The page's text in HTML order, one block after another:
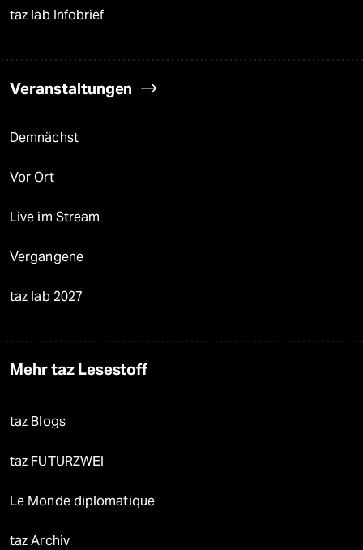
taz lab Infobrief
Veranstaltungen
Demnächst
Vor Ort
Live im Stream
Vergangene
taz lab 2027
Mehr taz Lesestoff
taz Blogs
taz FUTURZWEI
Le Monde diplomatique
taz Archiv